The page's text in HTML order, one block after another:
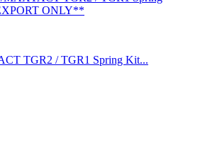
TGR2 / TGR1 Spring Kit...